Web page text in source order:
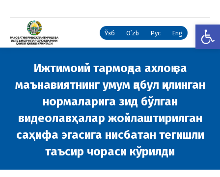
Ўзб Oʻzb Рус Eng
Ижтимоий тармоқда ахлоқ ва
маънавиятнинг умум қабул қилинган
нормаларига зид бўлган
видеолавҳалар жойлаштирилган
саҳифа эгасига нисбатан тегишли
таъсир чораси кўрилди